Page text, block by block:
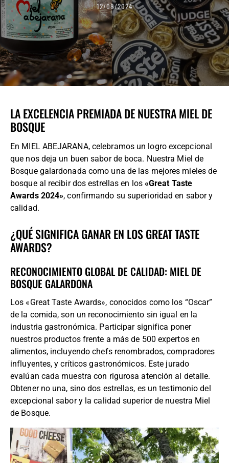
12/08/2024
LA EXCELENCIA PREMIADA DE NUESTRA MIEL DE
BOSQUE
En MIEL ABEJARANA, celebramos un logro excepcional
que nos deja un buen sabor de boca. Nuestra Miel de
Bosque galardonada como una de las mejores mieles de
bosque al recibir dos estrellas en los «Great Taste
Awards 2024», confirmando su superioridad en sabor y
calidad.
¿QUÉ SIGNIFICA GANAR EN LOS GREAT TASTE
AWARDS?
RECONOCIMIENTO GLOBAL DE CALIDAD: MIEL DE
BOSQUE GALARDONA
Los «Great Taste Awards», conocidos como los “Oscar”
de la comida, son un reconocimiento sin igual en la
industria gastronómica. Participar significa poner
nuestros productos frente a más de 500 expertos en
alimentos, incluyendo chefs renombrados, compradores
influyentes, y críticos gastronómicos. Este jurado
evalúan cada muestra con rigurosa atención al detalle.
Obtener no una, sino dos estrellas, es un testimonio del
excepcional sabor y la calidad superior de nuestra Miel
de Bosque.